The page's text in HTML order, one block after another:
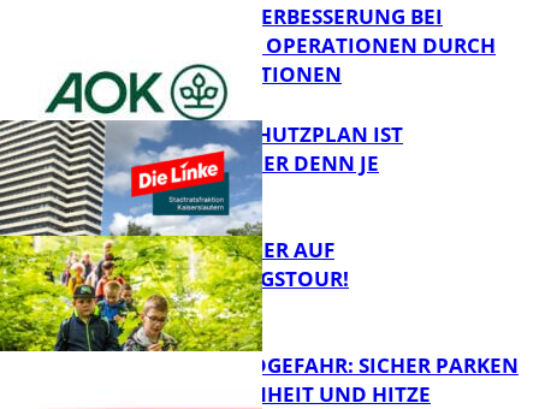
FB Gesundheit
QUALITÄTSVERBESSERUNG BEI
KOMPLEXEN OPERATIONEN DURCH
KONZENTRATIONEN
FB News
EIN HITZESCHUTZPLAN IST
NOTWENDIGER DENN JE
MIT DEM JÄGER AUF
ENTDECKUNGSTOUR!
WALDBRANDGEFAHR: SICHER PARKEN
BEI TROCKENHEIT UND HITZE